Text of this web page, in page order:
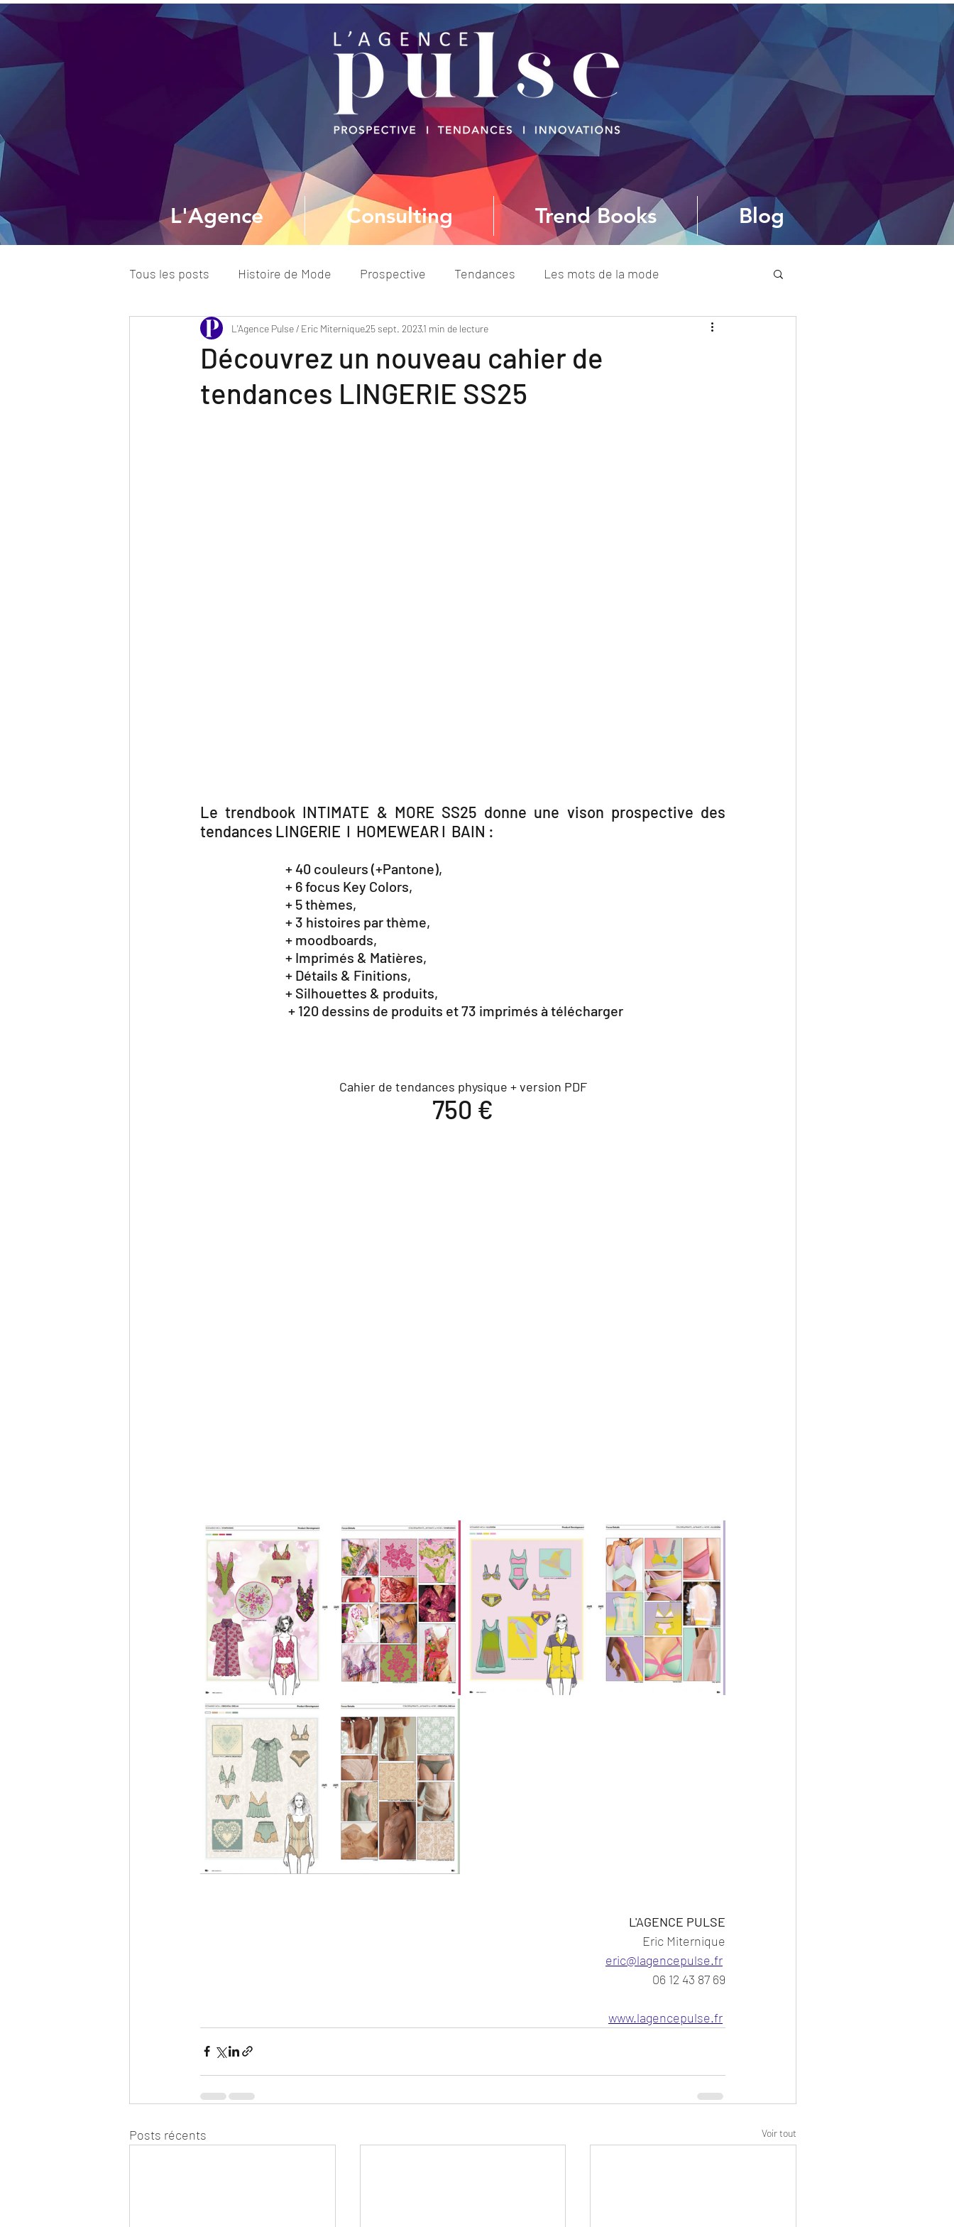
Tous les posts Histoire de Mode Prospective Tendances Les mots de la mode
Découvrez un nouveau cahier de
tendances LINGERIE SS25
L'Agence Pulse / Eric Miternique25 sept. 20231 min de lecture
Le trendbook INTIMATE & MORE SS25 donne une vison prospective des
tendances LINGERIE  I  HOMEWEAR I  BAIN :
+ 40 couleurs (+Pantone),
+ 6 focus Key Colors,
+ 5 thèmes,
+ 3 histoires par thème,
+ moodboards,
+ Imprimés & Matières,
+ Détails & Finitions,
+ Silhouettes & produits,
+ 120 dessins de produits et 73 imprimés à télécharger
Cahier de tendances physique + version PDF
750 €
L'AGENCE PULSE
Eric Miternique
eric@lagencepulse.fr
06 12 43 87 69
www.lagencepulse.fr
Posts récents Voir tout
L'Agence Consulting Trend Books Blog